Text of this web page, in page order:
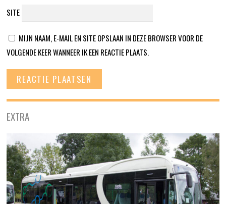
SITE
MIJN NAAM, E-MAIL EN SITE OPSLAAN IN DEZE BROWSER VOOR DE
VOLGENDE KEER WANNEER IK EEN REACTIE PLAATS.
EXTRA